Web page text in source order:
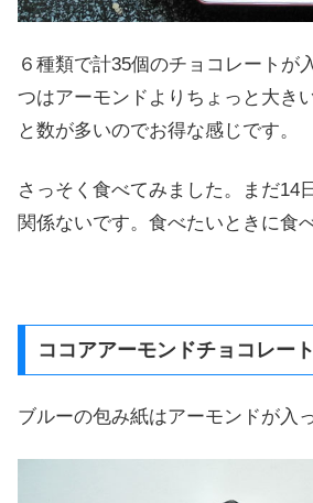
６種類で計35個のチョコレートが
つはアーモンドよりちょっと大き
と数が多いのでお得な感じです。
さっそく食べてみました。まだ14
関係ないです。食べたいときに食
ココアアーモンドチョコレート
ブルーの包み紙はアーモンドが入